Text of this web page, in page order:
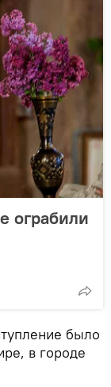
ограбили
было
в городе